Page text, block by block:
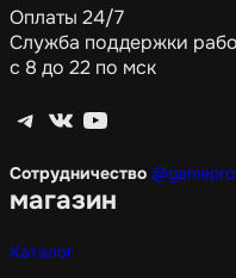
Оплаты 24/7
Служба поддержки
с 8 до 22 по мск
Telegram ВКонтакте YouTube
Сотрудничество
магазин
Каталог